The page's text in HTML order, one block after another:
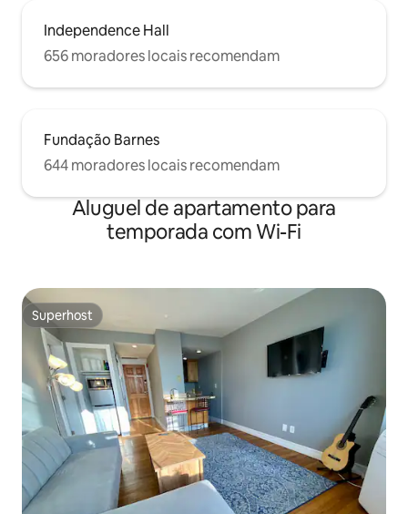
Independence Hall
656 moradores locais recomendam
Fundação Barnes
644 moradores locais recomendam
Aluguel de apartamento para
temporada com Wi-Fi
Superhost
Superhost